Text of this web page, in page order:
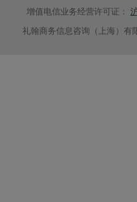
增值电信业务经营许可证：
礼翰商务信息咨询（上海）